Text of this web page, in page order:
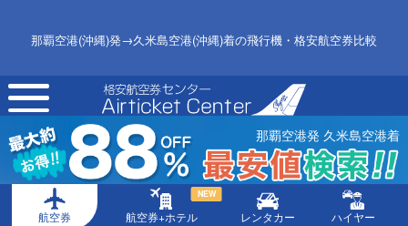
那覇空港(沖縄)発→久米島空港(沖縄)着の飛行機・格安航空券比較
toggle
navigation
那覇空港発 久米島空港着
航空券 航空券+ホテル
NEW
レンタカー ハイヤー